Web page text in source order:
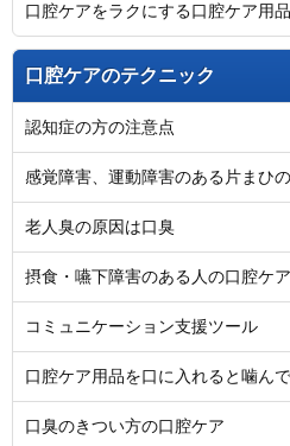
口腔ケアをラクにする口腔ケア用品
口腔ケアのテクニック
認知症の方の注意点
感覚障害、運動障害のある片まひ
老人臭の原因は口臭
摂食・嚥下障害のある人の口腔ケア
コミュニケーション支援ツール
口腔ケア用品を口に入れると噛ん
口臭のきつい方の口腔ケア